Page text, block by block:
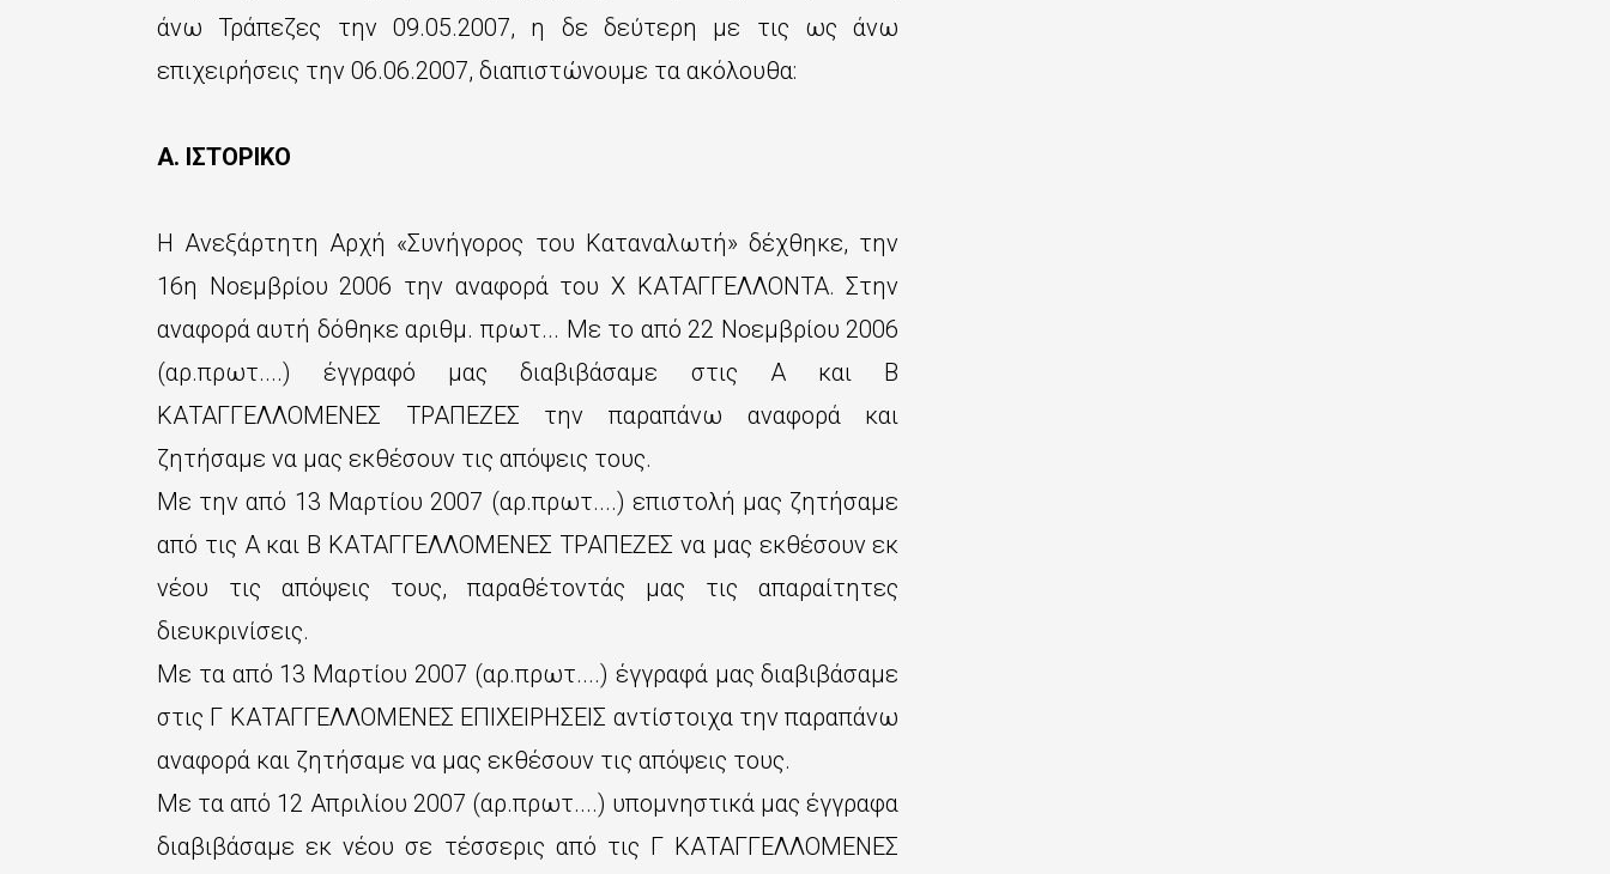
άνω Τράπεζες την 09.05.2007, η δε δεύτερη με τις ως άνω
επιχειρήσεις την 06.06.2007, διαπιστώνουμε τα ακόλουθα:
Α. ΙΣΤΟΡΙΚΟ
Η Ανεξάρτητη Αρχή «Συνήγορος του Καταναλωτή» δέχθηκε, την
16η Νοεμβρίου 2006 την αναφορά του Χ ΚΑΤΑΓΓΕΛΛΟΝΤΑ. Στην
αναφορά αυτή δόθηκε αριθμ. πρωτ... Με το από 22 Νοεμβρίου 2006
(αρ.πρωτ....) έγγραφό μας διαβιβάσαμε στις Α και Β
ΚΑΤΑΓΓΕΛΛΟΜΕΝΕΣ ΤΡΑΠΕΖΕΣ την παραπάνω αναφορά και
ζητήσαμε να μας εκθέσουν τις απόψεις τους.
Με την από 13 Μαρτίου 2007 (αρ.πρωτ....) επιστολή μας ζητήσαμε
από τις Α και Β ΚΑΤΑΓΓΕΛΛΟΜΕΝΕΣ ΤΡΑΠΕΖΕΣ να μας εκθέσουν εκ
νέου τις απόψεις τους, παραθέτοντάς μας τις απαραίτητες
διευκρινίσεις.
Με τα από 13 Μαρτίου 2007 (αρ.πρωτ....) έγγραφά μας διαβιβάσαμε
στις Γ ΚΑΤΑΓΓΕΛΛΟΜΕΝΕΣ ΕΠΙΧΕΙΡΗΣΕΙΣ αντίστοιχα την παραπάνω
αναφορά και ζητήσαμε να μας εκθέσουν τις απόψεις τους.
Με τα από 12 Απριλίου 2007 (αρ.πρωτ....) υπομνηστικά μας έγγραφα
διαβιβάσαμε εκ νέου σε τέσσερις από τις Γ ΚΑΤΑΓΓΕΛΛΟΜΕΝΕΣ